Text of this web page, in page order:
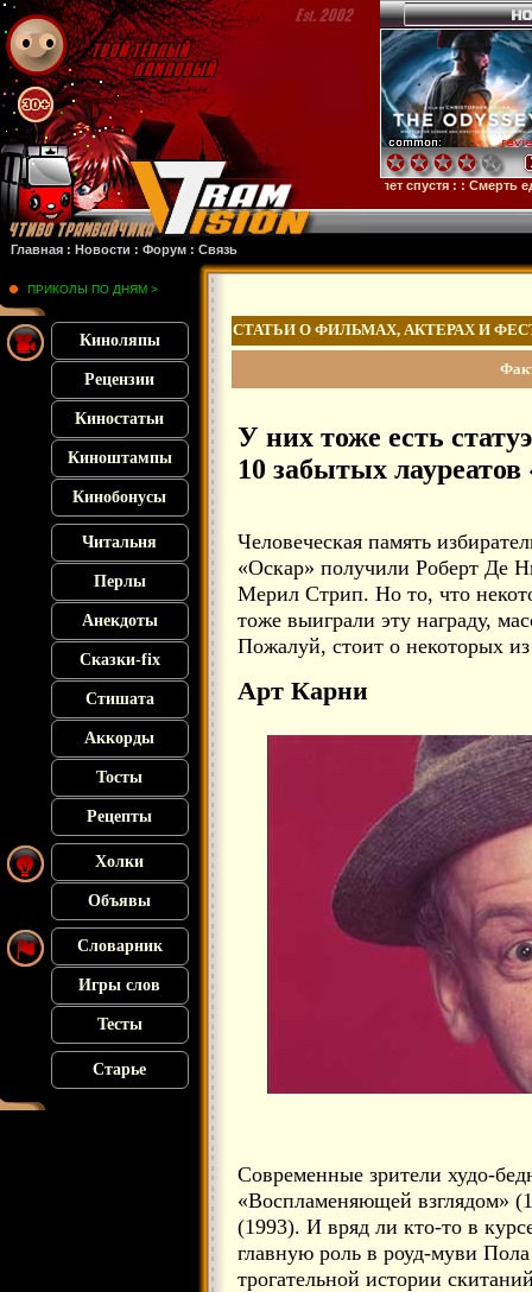
Главная : Новости : Форум : Связь
Франкенштейн: :Микки 17: : Субстанция: : : :Смерть единорога
ПРИКОЛЫ ПО ДНЯМ >
Киноляпы
Рецензии
Киностатьи
Киноштампы
Кинобонусы
Читальня
Перлы
Анекдоты
Сказки-fix
Стишата
Аккорды
Тосты
Рецепты
Холки
Объявы
Словарник
Игры слов
Тесты
Старье
СТАТЬИ О ФИЛЬМАХ, АКТЕРАХ И
У них тоже есть
10 забытых
Человеческая память
«Оскар» получили Роберт Де
Мерил Стрип. Но то, что
тоже выиграли эту награду,
Пожалуй, стоит о некоторых
Арт Карни
Современные зрители худо-
«Воспламеняющей взглядом»
(1993). И вряд ли кто-то в
главную роль в роуд-муви
трогательной истории